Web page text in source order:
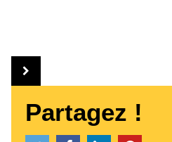
Partagez !